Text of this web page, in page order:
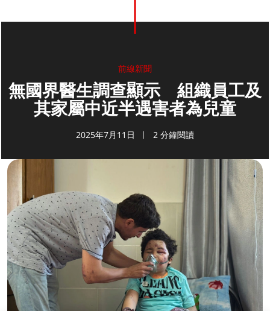
前線新聞
無國界醫生調查顯示 組織員工及
其家屬中近半遇害者為兒童
2025年7月11日 2 分鐘閱讀